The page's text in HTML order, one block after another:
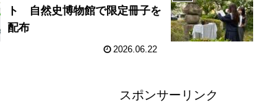
ト 自然史博物館で限定冊子を
配布
2026.06.22
スポンサーリンク